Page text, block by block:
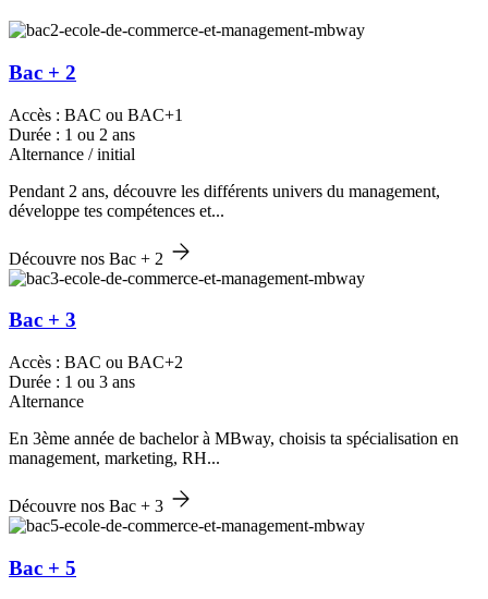
Bac + 2
Accès : BAC ou BAC+1
Durée : 1 ou 2 ans
Alternance / initial
Pendant 2 ans, découvre les différents univers du management,
développe tes compétences et...
Découvre nos Bac + 2
Bac + 3
Accès : BAC ou BAC+2
Durée : 1 ou 3 ans
Alternance
En 3ème année de bachelor à MBway, choisis ta spécialisation en
management, marketing, RH...
Découvre nos Bac + 3
Bac + 5